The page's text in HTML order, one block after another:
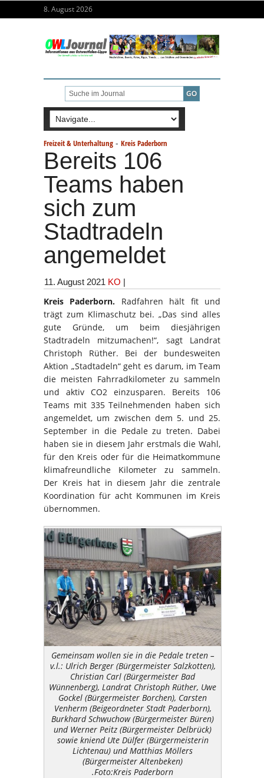
8. August 2026
Freizeit & Unterhaltung - Kreis Paderborn
Bereits 106
Teams haben
sich zum
Stadtradeln
angemeldet
11. August 2021 KO |
Kreis Paderborn. Radfahren hält fit und
trägt zum Klimaschutz bei. „Das sind alles
gute Gründe, um beim diesjährigen
Stadtradeln mitzumachen!“, sagt Landrat
Christoph Rüther. Bei der bundesweiten
Aktion „Stadtadeln“ geht es darum, im Team
die meisten Fahrradkilometer zu sammeln
und aktiv CO2 einzusparen. Bereits 106
Teams mit 335 Teilnehmenden haben sich
angemeldet, um zwischen dem 5. und 25.
September in die Pedale zu treten. Dabei
haben sie in diesem Jahr erstmals die Wahl,
für den Kreis oder für die Heimatkommune
klimafreundliche Kilometer zu sammeln.
Der Kreis hat in diesem Jahr die zentrale
Koordination für acht Kommunen im Kreis
übernommen.
Gemeinsam wollen sie in die Pedale treten –
v.l.: Ulrich Berger (Bürgermeister Salzkotten),
Christian Carl (Bürgermeister Bad
Wünnenberg), Landrat Christoph Rüther, Uwe
Gockel (Bürgermeister Borchen), Carsten
Venherm (Beigeordneter Stadt Paderborn),
Burkhard Schwuchow (Bürgermeister Büren)
und Werner Peitz (Bürgermeister Delbrück)
sowie kniend Ute Dülfer (Bürgermeisterin
Lichtenau) und Matthias Möllers
(Bürgermeister Altenbeken)
.Foto:Kreis Paderborn